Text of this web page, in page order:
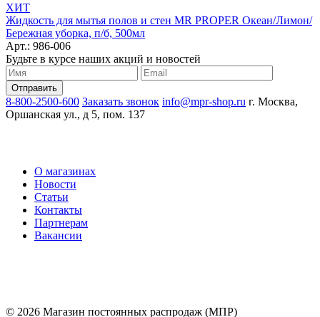
ХИТ
Жидкость для мытья полов и стен MR PROPER Океан/Лимон/
Бережная уборка, п/б, 500мл
Арт.: 986-006
Будьте в курсе наших акций и новостей
8-800-2500-600 Заказать звонок info@mpr-shop.ru г. Москва,
Оршанская ул., д 5, пом. 137
О магазинах
Новости
Статьи
Контакты
Партнерам
Вакансии
© 2026 Магазин постоянных распродаж (МПР)